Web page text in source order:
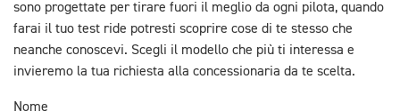
sono progettate per tirare fuori il meglio da ogni pilota, quando
farai il tuo test ride potresti scoprire cose di te stesso che
neanche conoscevi. Scegli il modello che più ti interessa e
invieremo la tua richiesta alla concessionaria da te scelta.
Nome